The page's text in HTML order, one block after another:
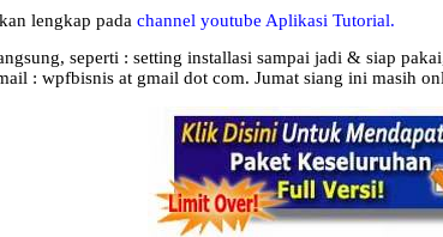
lengkap pada channel youtube Aplikasi Tutorial.
seperti : setting installasi sampai jadi & siap
: wpfbisnis at gmail dot com. Jumat siang ini masih